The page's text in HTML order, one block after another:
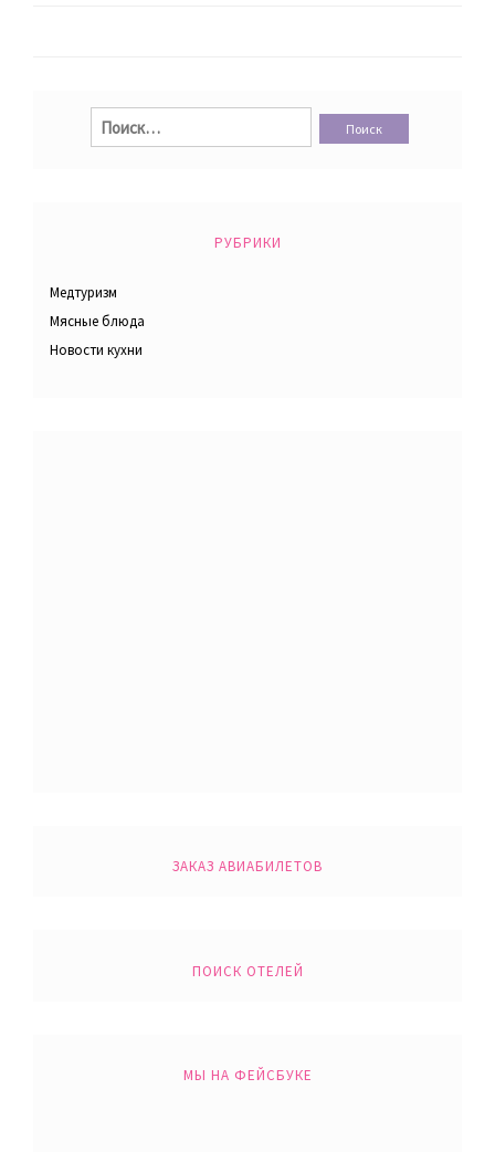
Найти:
РУБРИКИ
Медтуризм
Мясные блюда
Новости кухни
ЗАКАЗ АВИАБИЛЕТОВ
ПОИСК ОТЕЛЕЙ
МЫ НА ФЕЙСБУКЕ